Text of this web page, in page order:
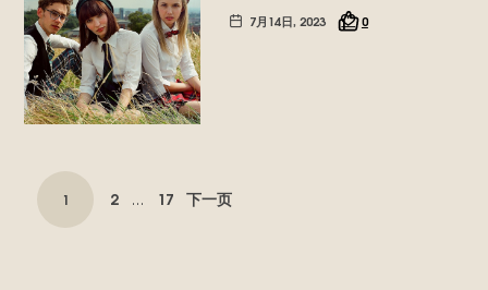
7月14日, 2023 0
帖
子
页1
页
2 …
页
17 下一页